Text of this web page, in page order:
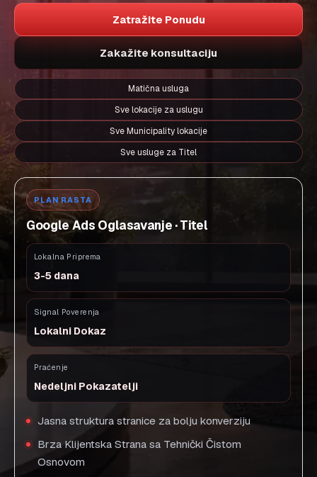
Zatražite Ponudu
Zakažite konsultaciju
Matična usluga
Sve lokacije za uslugu
Sve Municipality lokacije
Sve usluge za Titel
PLAN RASTA
Google Ads Oglasavanje · Titel
Lokalna Priprema
3-5 dana
Signal Poverenja
Lokalni Dokaz
Praćenje
Nedeljni Pokazatelji
Jasna struktura stranice za bolju konverziju
Brza Klijentska Strana sa Tehnički Čistom
Osnovom